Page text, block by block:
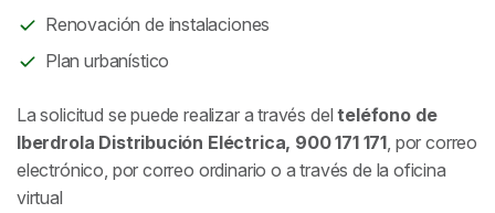
Renovación de instalaciones
Plan urbanístico
La solicitud se puede realizar a través delteléfono de
Iberdrola Distribución Eléctrica, 900 171 171 , por correo
electrónico, por correo ordinario o a través de la oficina
virtual